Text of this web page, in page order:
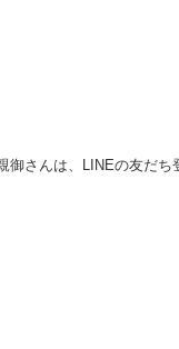
さんは、LINEの友だ